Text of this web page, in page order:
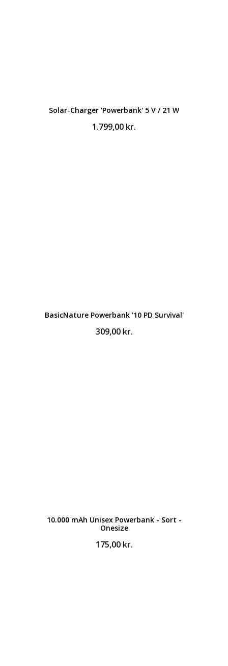
Solar-Charger 'Powerbank' 5 V / 21 W
1.799,00 kr.
BasicNature Powerbank '10 PD Survival'
309,00 kr.
10.000 mAh Unisex Powerbank - Sort -
Onesize
175,00 kr.